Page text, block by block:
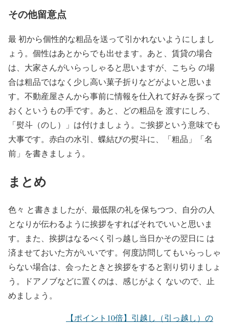
その他留意点
最 初から個性的な粗品を送って引かれないようにしまし
ょう。個性はあとからでも出せます。あと、賃貸の場合
は、大家さんがいらっしゃると思いますが、こちら の場
合は粗品ではなく少し高い菓子折りなどがよいと思いま
す。不動産屋さんから事前に情報を仕入れて好みを探って
おくというもの手です。あと、どの粗品を 渡すにしろ、
「熨斗（のし）」は付けましょう。ご挨拶という意味でも
大事です。赤白の水引、蝶結びの熨斗に、「粗品」「名
前」を書きましょう。
まとめ
色々 と書きましたが、最低限の礼を保ちつつ、自分の人
となりが伝わるように挨拶をすればそれでいいと思いま
す。また、挨拶はなるべく引っ越し当日かその翌日に は
済ませておいた方がいいです。何度訪問してもいらっしゃ
らない場合は、会ったときと挨拶をすると割り切りましょ
う。ドアノブなどに置くのは、感じがよく ないので、止
めましょう。
【ポイント10倍】引越し（引っ越し）の